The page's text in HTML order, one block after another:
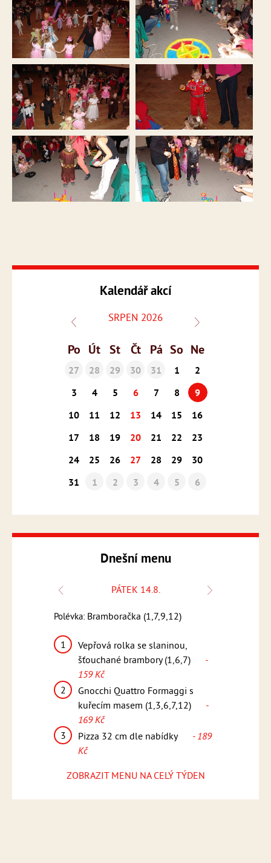
Kalendář akcí
SRPEN 2026
Po Út St Čt Pá So Ne
27 28 29 30 31 1
2
3
4 5 6 7 8
9
10
11 12 13 14 15
16
17
18 19 20 21 22
23
24
25 26 27 28 29
30
31
1 2 3 4 5 6
Dnešní menu
PÁTEK 14.8.
Polévka: Bramboračka (1,7,9,12)
1
Vepřová rolka se slaninou,
šťouchané brambory (1,6,7)
-
159 Kč
2
Gnocchi Quattro Formaggi s
kuřecím masem (1,3,6,7,12)
-
169 Kč
3
Pizza 32 cm dle nabídky
- 189
Kč
ZOBRAZIT MENU NA CELÝ TÝDEN